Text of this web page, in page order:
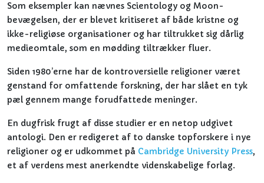
Som eksempler kan nævnes Scientology og Moon-
bevægelsen, der er blevet kritiseret af både kristne og
ikke-religiøse organisationer og har tiltrukket sig dårlig
medieomtale, som en mødding tiltrækker fluer.
Siden 1980’erne har de kontroversielle religioner været
genstand for omfattende forskning, der har slået en tyk
pæl gennem mange forudfattede meninger.
En dugfrisk frugt af disse studier er en netop udgivet
antologi. Den er redigeret af to danske topforskere i nye
religioner og er udkommet på Cambridge University Press,
et af verdens mest anerkendte videnskabelige forlag.